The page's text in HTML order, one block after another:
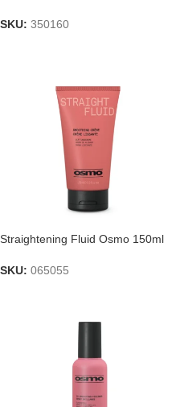
SKU: 350160
Straightening Fluid Osmo 150ml
SKU: 065055